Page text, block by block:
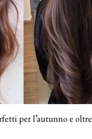
per l’autunno e oltre